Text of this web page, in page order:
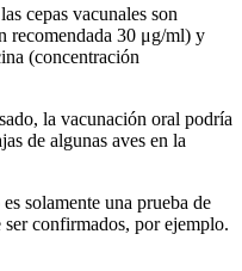
cepas vacunales son
recomendada 30 μg/ml) y
(concentración
la vacunación oral podría
de algunas aves en la
solamente una prueba de
confirmados, por ejemplo.